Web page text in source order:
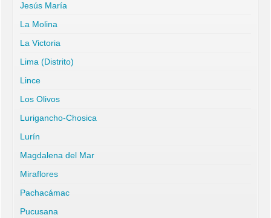
Jesús María
La Molina
La Victoria
Lima (Distrito)
Lince
Los Olivos
Lurigancho-Chosica
Lurín
Magdalena del Mar
Miraflores
Pachacámac
Pucusana